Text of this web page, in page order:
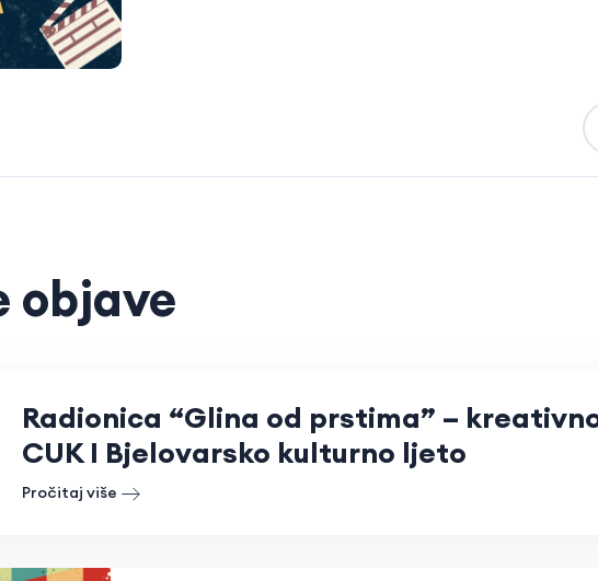
objave
Radionica “Glina od prstima” –
CUK I Bjelovarsko kulturno ljeto
Pročitaj više